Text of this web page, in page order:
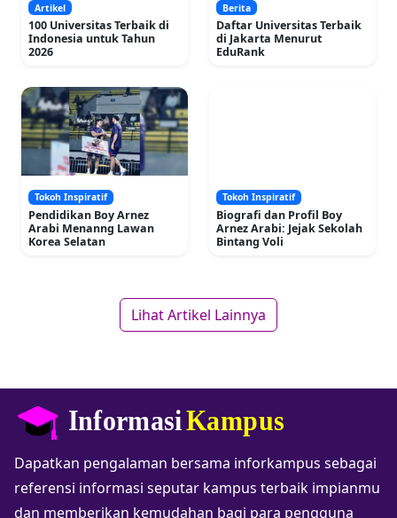
Artikel
100 Universitas Terbaik di
Indonesia untuk Tahun
2026
Berita
Daftar Universitas Terbaik
di Jakarta Menurut
EduRank
Tokoh Inspiratif
Pendidikan Boy Arnez
Arabi Menanng Lawan
Korea Selatan
Tokoh Inspiratif
Biografi dan Profil Boy
Arnez Arabi: Jejak Sekolah
Bintang Voli
Lihat Artikel Lainnya
Dapatkan pengalaman bersama inforkampus sebagai
referensi informasi seputar kampus terbaik impianmu
dan memberikan kemudahan bagi para pengguna